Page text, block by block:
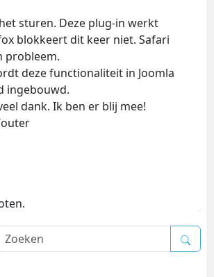
sturen. Deze plug-in werkt
blokkeert dit keer niet. Safari
probleem.
deze functionaliteit in Joomla
ingebouwd.
dank. Ik ben er blij mee!